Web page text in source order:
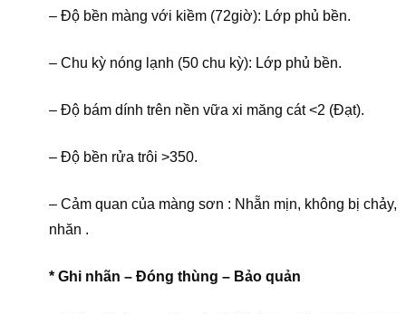
– Độ bền màng với kiềm (72giờ): Lớp phủ bền.
– Chu kỳ nóng lạnh (50 chu kỳ): Lớp phủ bền.
– Độ bám dính trên nền vữa xi măng cát <2 (Đạt).
– Độ bền rửa trôi >350.
– Cảm quan của màng sơn : Nhẵn mịn, không bị chảy,
nhăn .
* Ghi nhãn – Đóng thùng – Bảo quản